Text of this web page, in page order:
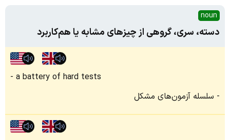
noun
دسته، سری، گروهی از چیزهای مشابه یا هم‌کاربرد
a battery of hard tests
سلسله آزمون‌های مشکل